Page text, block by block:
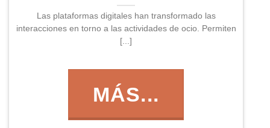
Las plataformas digitales han transformado las
interacciones en torno a las actividades de ocio. Permiten
[...]
MÁS...